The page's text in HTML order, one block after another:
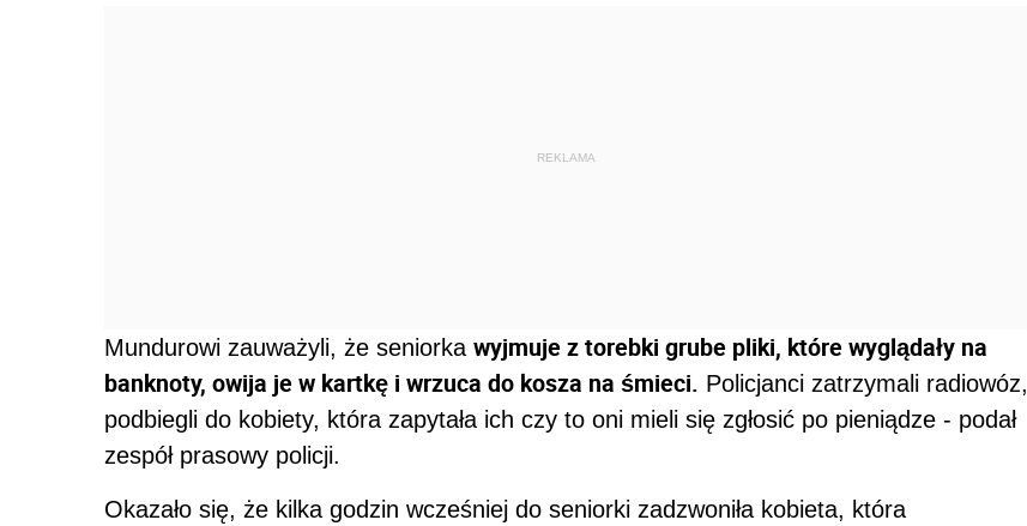
REKLAMA
Mundurowi zauważyli, że seniorka wyjmuje z torebki grube pliki, które wyglądały na
banknoty, owija je w kartkę i wrzuca do kosza na śmieci. Policjanci zatrzymali radiowóz,
podbiegli do kobiety, która zapytała ich czy to oni mieli się zgłosić po pieniądze - podał
zespół prasowy policji.
Okazało się, że kilka godzin wcześniej do seniorki zadzwoniła kobieta, która